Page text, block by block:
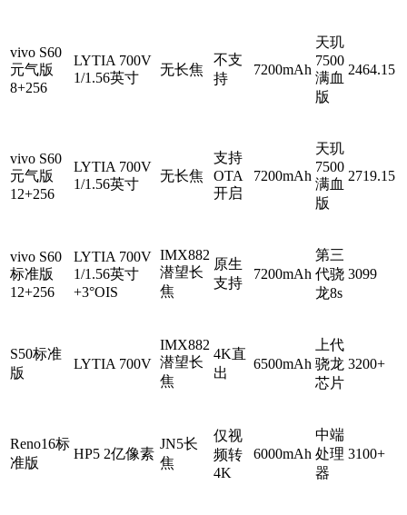
vivo S60
元气版
8+256
LYTIA 700V
1/1.56英寸
无长焦
不支
持
7200mAh
天玑
7500
满血
版
2464.15
vivo S60
元气版
12+256
LYTIA 700V
1/1.56英寸
无长焦
支持
OTA
开启
7200mAh
天玑
7500
满血
版
2719.15
vivo S60
标准版
12+256
LYTIA 700V
1/1.56英寸
+3°OIS
IMX882
潜望长
焦
原生
支持
7200mAh
第三
代骁
龙8s
3099
S50标准
版
LYTIA 700V
IMX882
潜望长
焦
4K直
出
6500mAh
上代
骁龙
芯片
3200+
Reno16标
准版
HP5 2亿像素
JN5长
焦
仅视
频转
4K
6000mAh
中端
处理
器
3100+